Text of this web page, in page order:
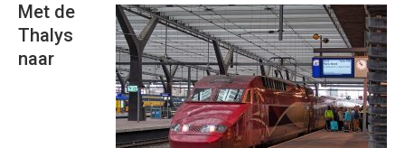
Met de
Thalys
naar